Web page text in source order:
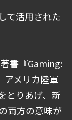
て活用された
書『Gaming:
アメリカ陸軍
とりあげ、新
両方の意味が